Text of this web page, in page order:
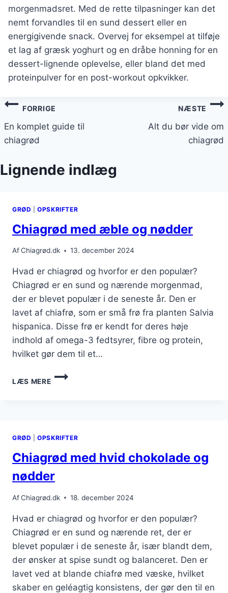
morgenmadsret. Med de rette tilpasninger kan det
nemt forvandles til en sund dessert eller en
energigivende snack. Overvej for eksempel at tilføje
et lag af græsk yoghurt og en dråbe honning for en
dessert-lignende oplevelse, eller bland det med
proteinpulver for en post-workout opkvikker.
Indlægsnavigation
FORRIGE
En komplet guide til
chiagrød
NÆSTE
Alt du bør vide om
chiagrød
Lignende indlæg
GRØD |OPSKRIFTER
Chiagrød med æble og nødder
AfChiagrød.dk 13. december 2024
Hvad er chiagrød og hvorfor er den populær?
Chiagrød er en sund og nærende morgenmad,
der er blevet populær i de seneste år. Den er
lavet af chiafrø, som er små frø fra planten Salvia
hispanica. Disse frø er kendt for deres høje
indhold af omega-3 fedtsyrer, fibre og protein,
hvilket gør dem til et…
LÆS MERE
CHIAGRØD
MED
GRØD |OPSKRIFTER
Chiagrød med hvid chokolade og
nødder
AfChiagrød.dk 18. december 2024
Hvad er chiagrød og hvorfor er den populær?
Chiagrød er en sund og nærende ret, der er
blevet populær i de seneste år, især blandt dem,
der ønsker at spise sundt og balanceret. Den er
lavet ved at blande chiafrø med væske, hvilket
skaber en geléagtig konsistens, der gør den til en